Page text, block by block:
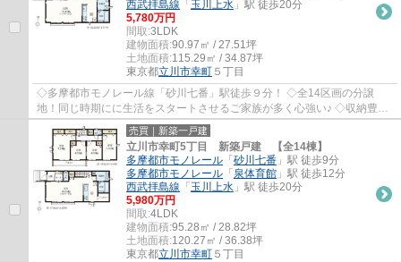
西武拝島線 「 玉川上水 」駅 徒歩20分
5,780万円
間取:3LDK
建物面積:90.97㎡ / 27.51坪
土地面積:115.29㎡ / 34.87坪
東京都立川市幸町 ５丁目
◇多摩都市モノレール線「砂川七番」駅徒歩９分！ ◇全14区画の分譲
地！同じ時期にに生活をスタートさせるご家族が多く心強い♪ ◇収納豊富
な4LDK+並列駐車2台分！ ◇前面道路幅6.0mで駐車...
売買｜新築一戸建
立川市幸町5丁目 新築戸建 【全14棟】
多摩都市モノレール 「 砂川七番 」駅 徒歩9分
多摩都市モノレール 「 泉体育館 」駅 徒歩12分
西武拝島線 「 玉川上水 」駅 徒歩20分
5,980万円
間取:4LDK
建物面積:95.28㎡ / 28.82坪
土地面積:120.27㎡ / 36.38坪
東京都立川市幸町 ５丁目